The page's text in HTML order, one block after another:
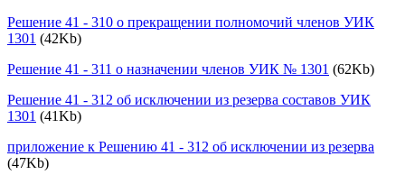
Решение 41 - 310 о прекращении полномочий членов УИК
1301 (42Kb)
Решение 41 - 311 о назначении членов УИК № 1301 (62Kb)
Решение 41 - 312 об исключении из резерва составов УИК
1301 (41Kb)
приложение к Решению 41 - 312 об исключении из резерва
(47Kb)